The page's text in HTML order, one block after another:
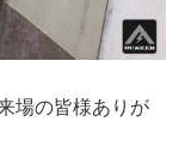
場の皆様ありが